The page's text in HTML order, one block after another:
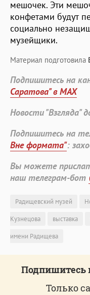
мешочек. Эти
конфетами будут
социально
музейщики.
Материал подготовила
Подпишитесь на
Саратова" в MAX
Новости "Взгляда"
Подпишитесь на
Вне формата":
Вы можете
наш телеграм-бот
Радищевский музей
Кузнецова
выставка
имени Радищева
Подпишитесь
Только